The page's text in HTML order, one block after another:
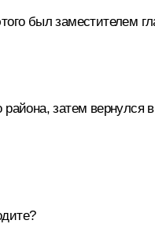
был заместителем
затем вернулся